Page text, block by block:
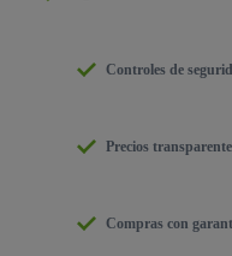
Controles de
Precios
Compras con